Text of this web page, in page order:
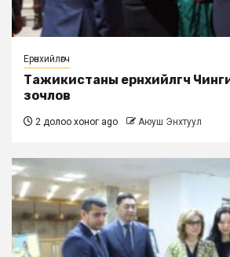
Ерөнхийлөгч
Тажикистаны ерөнхийлөгч
зочлов
2 долоо хоног ago Аюуш Энхтуул